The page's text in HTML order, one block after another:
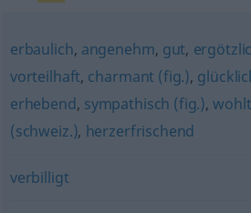
erbaulich, angenehm, gut,
vorteilhaft, charmant (fig.),
erhebend, sympathisch (fig.),
(schweiz.), herzerfrischend
verbilligt